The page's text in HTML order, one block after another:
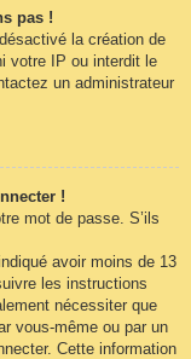
pas !
la création de
votre IP ou interdit le
un administrateur
!
mot de passe. S’ils
avoir moins de 13
les instructions
nécessiter que
vous-même ou par un
Cette information